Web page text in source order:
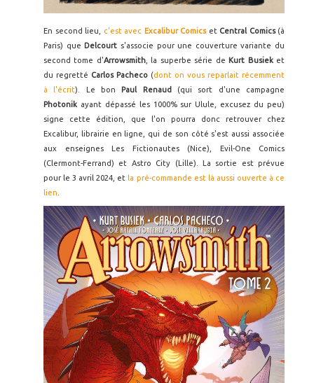
En second lieu, c'est avec Excalibur Comics et Central Comics (à
Paris) que Delcourt s'associe pour une couverture variante du
second tome d'Arrowsmith, la superbe série de Kurt Busiek et
du regretté Carlos Pacheco (dont on vous reparlait récemment
à l'écrit). Le bon Paul Renaud (qui sort d'une campagne
Photonik ayant dépassé les 1000% sur Ulule, excusez du peu)
signe cette édition, que l'on pourra donc retrouver chez
Excalibur, librairie en ligne, qui de son côté s'est aussi associée
aux enseignes Les Fictionautes (Nice), Evil-One Comics
(Clermont-Ferrand) et Astro City (Lille). La sortie est prévue
pour le 3 avril 2024, et la pré-commande est là aussi ouverte à ce
lien